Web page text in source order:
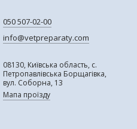
050 507-02-00
info@vetpreparaty.com
08130, Київська область, с.
Петропавлівська Борщагівка,
вул. Соборна, 13
Мапа проїзду